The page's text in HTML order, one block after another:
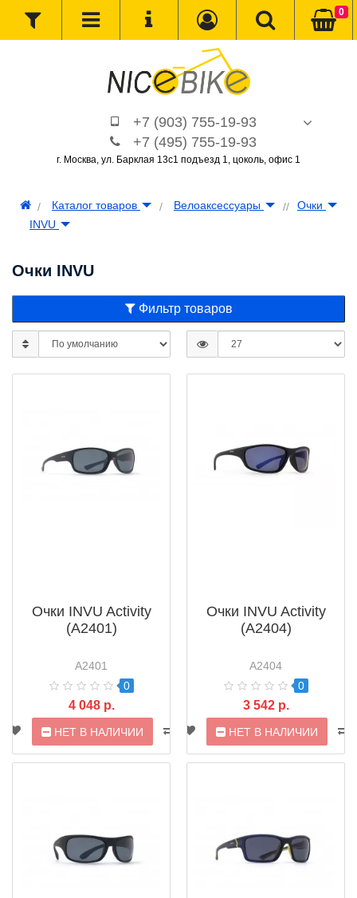
+7 (903) 755-19-93
+7 (495) 755-19-93
г. Москва, ул. Барклая 13с1 подъезд 1, цоколь, офис 1
0
Каталог товаров Велоаксессуары
Очки
INVU
Очки INVU
Фильтр товаров
Очки INVU Activity
(A2401)
A2401
0
4 048 р.
НЕТ В НАЛИЧИИ
Очки INVU Activity
(A2404)
A2404
0
3 542 р.
НЕТ В НАЛИЧИИ